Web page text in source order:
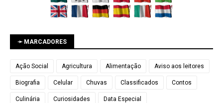
➛ MARCADORES
Ação Social Agricultura Alimentação Aviso aos leitores
Biografia Celular Chuvas Classificados Contos
Culinária Curiosidades Data Especial